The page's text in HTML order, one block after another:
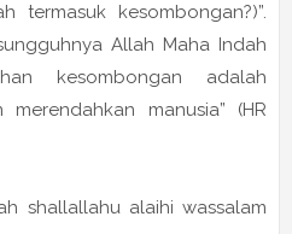
termasuk kesombongan?)”.
Allah Maha Indah
kesombongan adalah
manusia” (HR
shallallahu alaihi wassalam